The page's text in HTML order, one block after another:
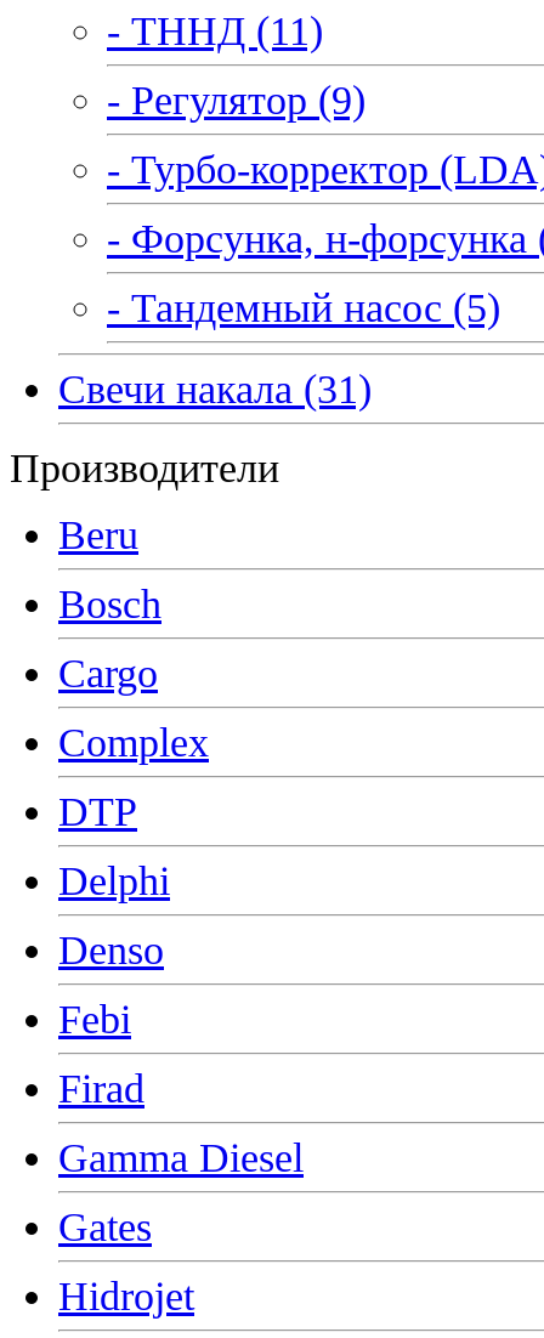
- ТННД (11)
- Регулятор (9)
- Турбо-корректор
- Форсунка, н-форсунка
- Тандемный насос (5)
Свечи накала (31)
Производители
Beru
Bosch
Cargo
Complex
DTP
Delphi
Denso
Febi
Firad
Gamma Diesel
Gates
Hidrojet